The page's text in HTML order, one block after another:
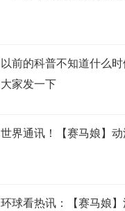
以前的科普不知道什么
大家发一下
世界通讯！【赛马娘】
环球看热讯：【赛马娘